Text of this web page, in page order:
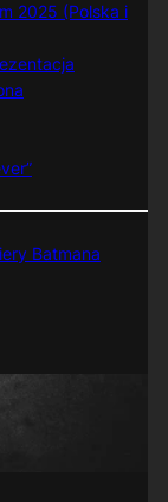
2025 (Polska i
Batmana